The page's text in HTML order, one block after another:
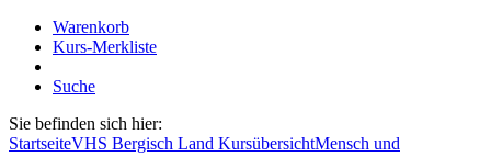
Warenkorb
Kurs-Merkliste
Suche
Sie befinden sich hier:
StartseiteVHS Bergisch Land KursübersichtMensch und